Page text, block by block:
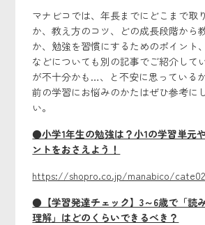
マナビコでは、年長までにどこまで取
か、教え方のコツ、どの成長段階から
か、勉強を習慣にするためのポイント
などについても別の記事でご紹介して
が不十分かも…、と不安に思っている
前の学習にお悩みのかたはぜひ参考に
い。
●小学1年生の勉強は？小1の学習単元
ントをおさえよう！
https://shopro.co.jp/manabico/
●【学習発達チェック】3～6歳で「読
理解」はどのくらいできるべき？